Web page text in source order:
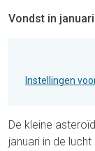
Vondst in januari
Instellingen
De kleine
januari in de